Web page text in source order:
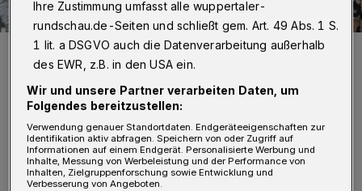
Die neuen Azubis an der Bergischen Uni (v.l.): Marius Weiler
(Elektriker für Betriebstechnik), Max Jakub Ried, Kai Döring,
Benedikt Diers (alle drei Fachinformatiker für Systemintegration),
Michael Szewczyk (Tischler) und Nina Kappenstein
(Mediengestalterin Digital und Print).
Foto: Friederike von Heyden
Ihre Zustimmung umfasst alle wuppertaler-
rundschau.de-Seiten und schließt gem. Art. 49 Abs. 1 S.
1 lit. a DSGVO auch die Datenverarbeitung außerhalb
des EWR, z.B. in den USA ein.
Wir und unsere Partner verarbeiten Daten, um
Folgendes bereitzustellen:
Verwendung genauer Standortdaten. Endgeräteeigenschaften zur
Identifikation aktiv abfragen. Speichern von oder Zugriff auf
Informationen auf einem Endgerät. Personalisierte Werbung und
Inhalte, Messung von Werbeleistung und der Performance von
Inhalten, Zielgruppenforschung sowie Entwicklung und
Verbesserung von Angeboten.